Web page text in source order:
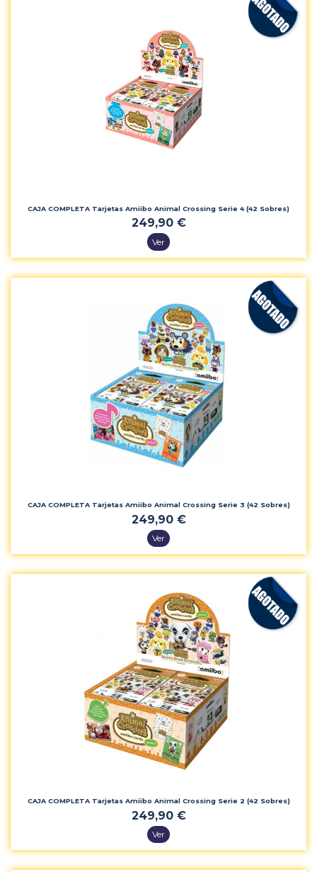
CAJA COMPLETA Tarjetas Amiibo Animal Crossing Serie 4 (42 Sobres)
249,90 €
Ver
CAJA COMPLETA Tarjetas Amiibo Animal Crossing Serie 3 (42 Sobres)
249,90 €
Ver
CAJA COMPLETA Tarjetas Amiibo Animal Crossing Serie 2 (42 Sobres)
249,90 €
Ver